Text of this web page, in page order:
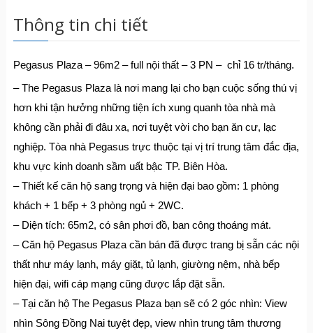
Thông tin chi tiết
Pegasus Plaza – 96m2 – full nội thất – 3 PN – chỉ 16 tr/tháng.
– The Pegasus Plaza là nơi mang lại cho bạn cuộc sống thú vị
hơn khi tận hưởng những tiện ích xung quanh tòa nhà mà
không cần phải đi đâu xa, nơi tuyệt vời cho bạn ăn cư, lạc
nghiệp. Tòa nhà Pegasus trực thuộc tại vị trí trung tâm đắc địa,
khu vực kinh doanh sầm uất bậc TP. Biên Hòa.
– Thiết kế căn hộ sang trọng và hiện đại bao gồm: 1 phòng
khách + 1 bếp + 3 phòng ngủ + 2WC.
– Diện tích: 65m2, có sân phơi đồ, ban công thoáng mát.
– Căn hộ Pegasus Plaza cần bán đã được trang bị sẵn các nội
thất như máy lạnh, máy giặt, tủ lạnh, giường nệm, nhà bếp
hiện đại, wifi cáp mạng cũng được lắp đặt sẵn.
– Tại căn hộ The Pegasus Plaza bạn sẽ có 2 góc nhìn: View
nhìn Sông Đồng Nai tuyệt đẹp, view nhìn trung tâm thương